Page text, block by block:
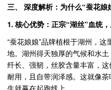
三、 深度解析：为什么“蚕花娘
1. 核心优势：正宗“湖丝”血统
“蚕花娘娘”品牌植根于湖州，这
地。湖州得天独厚的气候和水
纤长、强韧，丝胶含量丰富，这
耐用，且自带润泽感。这就像
生就赢在起跑线上。